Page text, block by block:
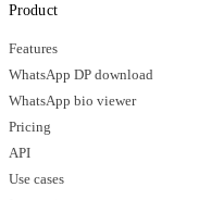
Product
Features
WhatsApp DP download
WhatsApp bio viewer
Pricing
API
Use cases